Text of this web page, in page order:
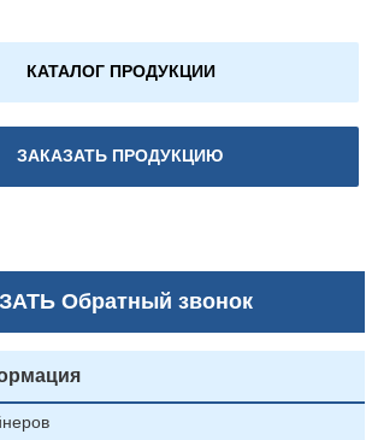
КАТАЛОГ ПРОДУКЦИИ
ЗАКАЗАТЬ ПРОДУКЦИЮ
Обратный звонок